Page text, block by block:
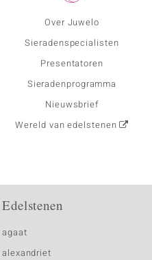
Over Juwelo
Sieradenspecialisten
Presentatoren
Sieradenprogramma
Nieuwsbrief
Wereld van edelstenen
Edelstenen
agaat
alexandriet